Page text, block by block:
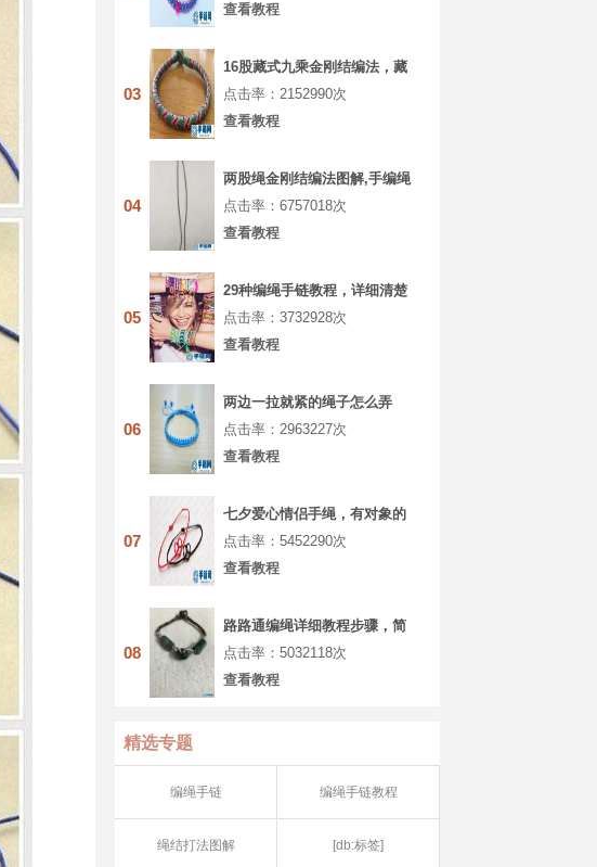
查看教程
03
16股藏式九乘金刚结编法，藏
叶金刚绳的编法图解
点击率：2152990次
查看教程
04
两股绳金刚结编法图解,手编绳
收尾结怎么打结
点击率：6757018次
查看教程
05
29种编绳手链教程，详细清楚
热门款式的图解
点击率：3732928次
查看教程
06
两边一拉就紧的绳子怎么弄
点击率：2963227次
查看教程
07
七夕爱心情侣手绳，有对象的
你一定要学着做
点击率：5452290次
查看教程
08
路路通编绳详细教程步骤，简
单八股辫手绳做法
点击率：5032118次
查看教程
精选专题
编绳手链 编绳手链教程
绳结打法图解 [db:标签]